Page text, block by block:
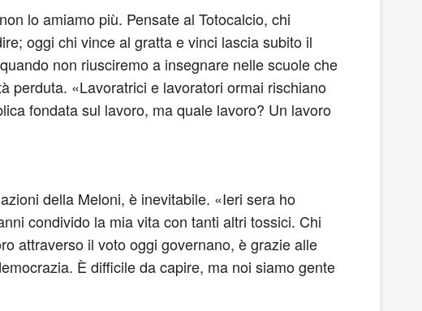
lo amiamo più. Pensate al Totocalcio, chi
oggi chi vince al gratta e vinci lascia subito il
non riusciremo a insegnare nelle scuole che
perduta. «Lavoratrici e lavoratori ormai rischiano
fondata sul lavoro, ma quale lavoro? Un lavoro
della Meloni, è inevitabile. «Ieri sera ho
condivido la mia vita con tanti altri tossici. Chi
attraverso il voto oggi governano, è grazie alle
È difficile da capire, ma noi siamo gente